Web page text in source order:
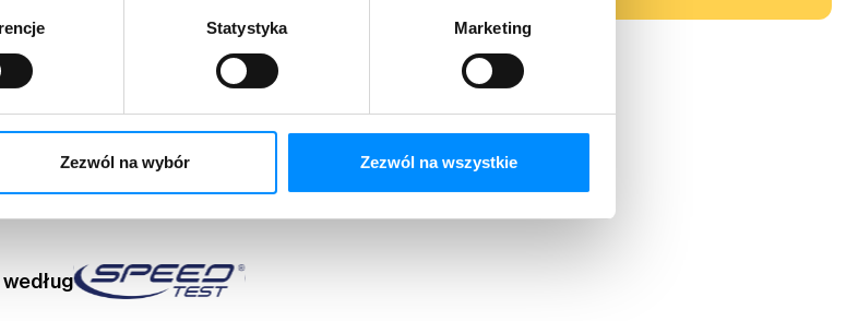
Statystyka Marketing
Zezwól na wybór Zezwól na wszystkie
i najszybszy
internet 5G!
według